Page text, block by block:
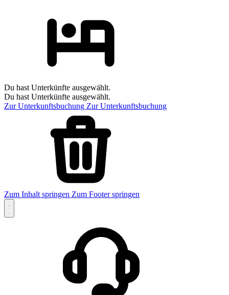
Du hast Unterkünfte ausgewählt.
Du hast Unterkünfte ausgewählt.
Zur Unterkunftsbuchung Zur Unterkunftsbuchung
Zum Inhalt springen Zum Footer springen